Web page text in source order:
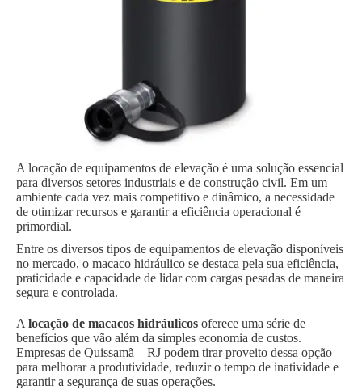
A locação de equipamentos de elevação é uma solução essencial
para diversos setores industriais e de construção civil. Em um
ambiente cada vez mais competitivo e dinâmico, a necessidade
de otimizar recursos e garantir a eficiência operacional é
primordial.
Entre os diversos tipos de equipamentos de elevação disponíveis
no mercado, o macaco hidráulico se destaca pela sua eficiência,
praticidade e capacidade de lidar com cargas pesadas de maneira
segura e controlada.
A locação de macacos hidráulicos oferece uma série de
benefícios que vão além da simples economia de custos.
Empresas de Quissamã – RJ podem tirar proveito dessa opção
para melhorar a produtividade, reduzir o tempo de inatividade e
garantir a segurança de suas operações.